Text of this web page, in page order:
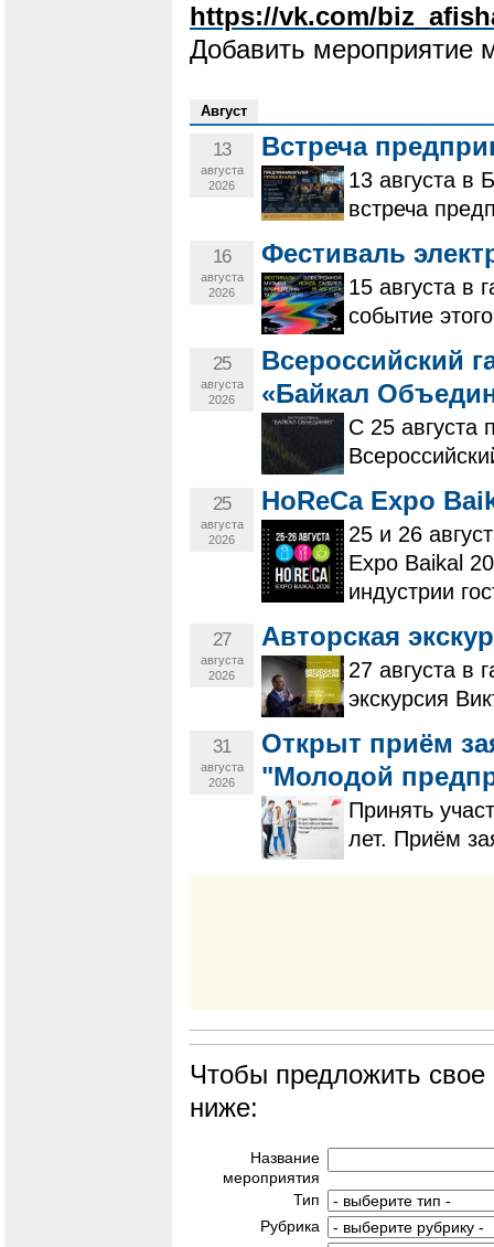
https://vk.com/
Добавить мероприятие
Август
13
августа
2026
Встреча
13 августа в
встреча
16
августа
2026
Фестиваль
15 августа в
событие
25
августа
2026
Всероссийский
«Байкал
С 25 августа
25
августа
2026
HoReCa Expo
25 и 26
Expo Baikal
индустрии
27
августа
2026
Авторская
27 августа в
экскурсия
31
августа
2026
Открыт приём
"Молодой
Принять
лет. Приём
Чтобы предложить
ниже:
Название
мероприятия
Тип
Рубрика